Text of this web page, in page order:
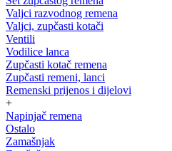
Valjci razvodnog remena
Valjci, zupčasti kotači
Ventili
Vodilice lanca
Zupčasti kotač remena
Zupčasti remeni, lanci
Remenski prijenos i dijelovi
+
Napinjač remena
Ostalo
Zamašnjak